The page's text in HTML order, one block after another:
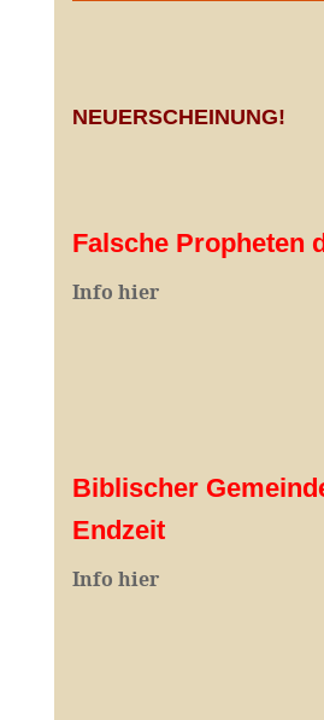
NEUERSCHEINUNG!
Falsche Propheten
Info hier
Biblischer
Endzeit
Info hier